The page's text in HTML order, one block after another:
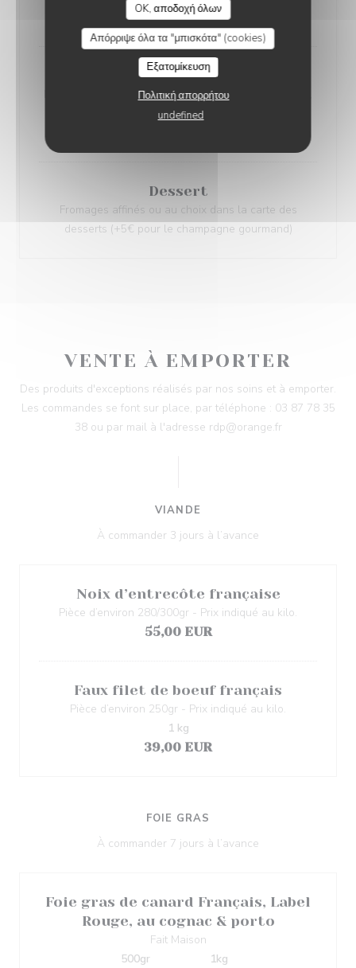
OK, αποδοχή όλων
Απόρριψε όλα τα "μπισκότα" (cookies)
Εξατομίκευση
Πολιτική απορρήτου
undefined
moelleuse toastée maison
Plat
Noix d’entrecôte de boeuf française (300 grs environ),
sauce aux deux poivres relevée (poivre vert & poivre
Dessert
Fromages affinés ou au choix dans la carte des
desserts (+5€ pour le champagne gourmand)
VENTE À EMPORTER
Des produits d'exceptions réalisés par nos soins et à emporter.
Les commandes se font sur place, par téléphone : 03 87 78 35
38 ou par mail à l'adresse rdp@orange.fr
VIANDE
À commander 3 jours à l’avance
Noix d’entrecôte française
Pièce d’environ 280/300gr - Prix indiqué au kilo.
55,00 EUR
Faux filet de boeuf français
Pièce d’environ 250gr - Prix indiqué au kilo.
39,00 EUR
1 kg
FOIE GRAS
À commander 7 jours à l’avance
Foie gras de canard Français, Label
Rouge, au cognac & porto
Fait Maison
500gr
1kg